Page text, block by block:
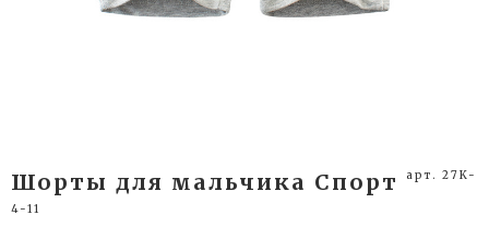
Шорты для мальчика Спорт арт. 27K-
4-11